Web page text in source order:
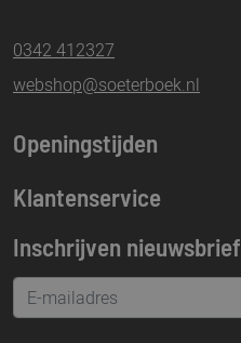
0342 412327
webshop@soeterboek.nl
Openingstijden
Maandag
Woensdag
Donderdag
Klantenservice
Inschrijven nieuwsbrief